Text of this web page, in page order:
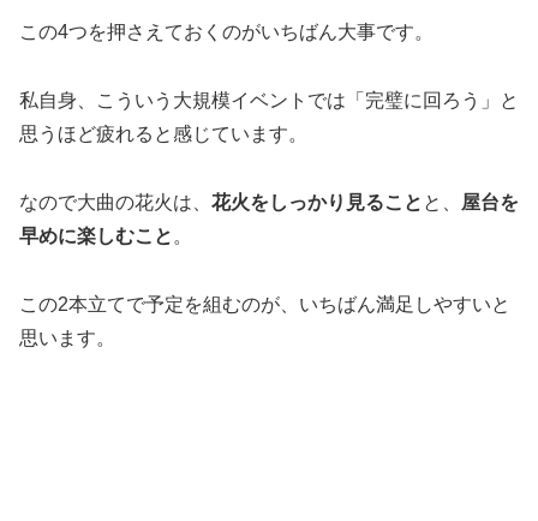
この4つを押さえておくのがいちばん大事です。
私自身、こういう大規模イベントでは「完璧に回ろう」と
思うほど疲れると感じています。
なので大曲の花火は、 花火をしっかり見ること と、 屋台を
早めに楽しむこと 。
この2本立てで予定を組むのが、いちばん満足しやすいと
思います。